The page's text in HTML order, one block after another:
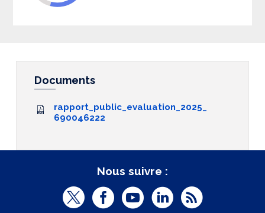
Documents
rapport_public_evaluation_2025_
690046222
Nous suivre :
T
F
Y
L
R